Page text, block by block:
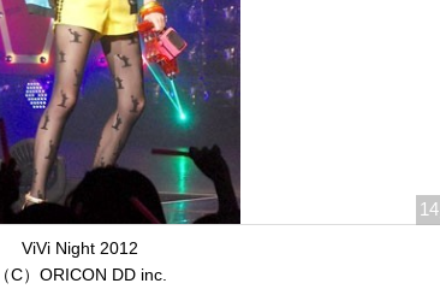
14
ViVi Night 2012
C）ORICON DD inc.